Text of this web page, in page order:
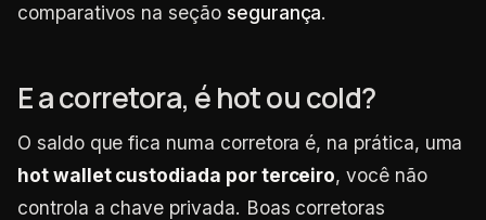
comparativos na seção segurança.
E a corretora, é hot ou cold?
O saldo que fica numa corretora é, na prática, uma
hot wallet custodiada por terceiro, você não
controla a chave privada. Boas corretoras